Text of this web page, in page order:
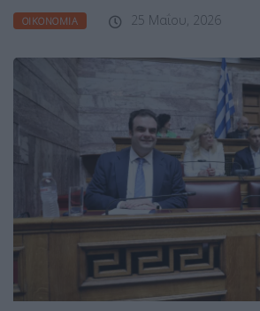
ΟΙΚΟΝΟΜΊΑ 25 Μαΐου, 2026